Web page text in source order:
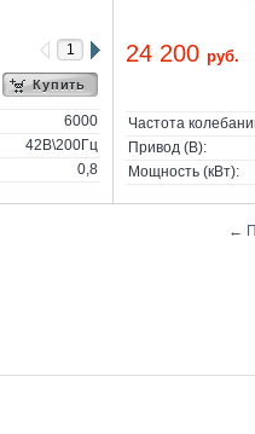
Купить
6000
42В\200Гц
0,8
24 200 руб.
Частота
Привод (В):
Мощность (кВт):
←